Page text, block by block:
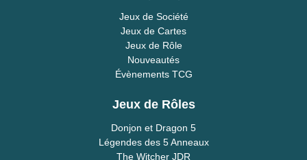
Jeux de Société
Jeux de Cartes
Jeux de Rôle
Nouveautés
Évènements TCG
Jeux de Rôles
Donjon et Dragon 5
Légendes des 5 Anneaux
The Witcher JDR